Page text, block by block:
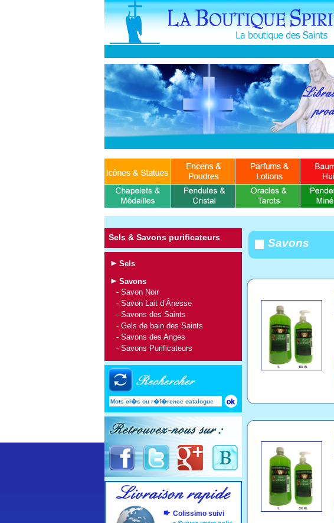
Sels & Savons purificateurs
Sels
Savons
- Savon Noir
- Savon Lait d’Ânesse
- Savons des Saints
- Gels de bain des Saints
- Savons des Anges
- Savons Purificateurs
Colissimo suivi
Savons